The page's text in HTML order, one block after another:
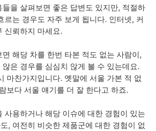
을 살펴보면 좋은 답변도 있지만, 적절하
르는 경우도 자주 보게 됩니다. 인터넷, 커
신뢰하지 마세요.
해당 차를 한번 타본 적도 없는 사람이,
은 경우를 심심치 않게 볼 수 있는데요.
마찬가지입니다. 옛말에 서울 가본 적 없
보다 서울 얘기를 더 잘 한다고 하죠.
사용하거나 해당 이슈에 대한 경험이 있는
, 여전히 비슷한 제품군에 대한 경험이 없